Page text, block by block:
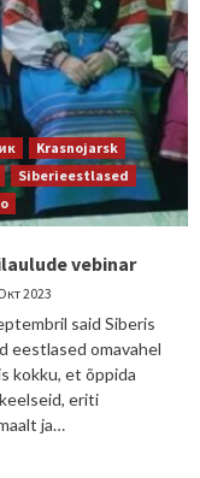
Krasnojarsk
Siberieestlased
vebinar
2023
said Siberis
eestlased omavahel
kokku, et õppida
eriti
ja…